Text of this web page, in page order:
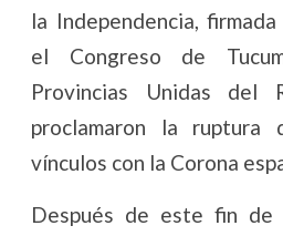
la Independencia,
el Congreso de
Provincias Unidas
proclamaron la ruptura
vínculos con la Corona
Después de este fin de